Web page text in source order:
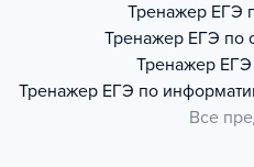
Тренажер ЕГЭ
Тренажер ЕГЭ по
Тренажер
Тренажер ЕГЭ по
Все